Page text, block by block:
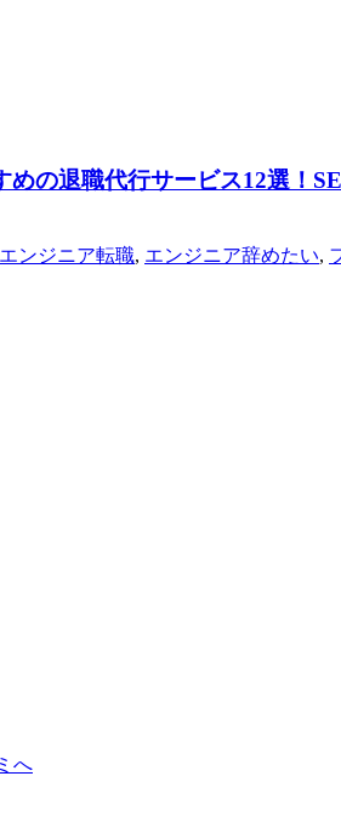
めの退職代行サービス12選！
エンジニア転職, エンジニア辞めたい,
へ